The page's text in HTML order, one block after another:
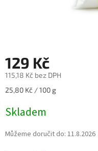
129 Kč
115,18 Kč bez DPH
Měrná
25,80 Kč / 100 g
Skladem
Můžeme doručit do: 11.8.2026